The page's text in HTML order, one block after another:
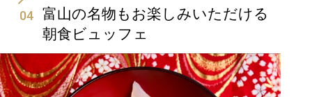
04
富山の名物もお楽しみいただける
朝食ビュッフェ